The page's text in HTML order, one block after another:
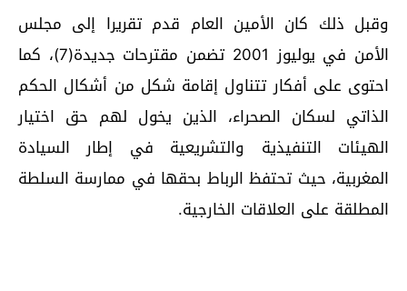
وقبل ذلك كان الأمين العام قدم تقريرا إلى مجلس
الأمن في يوليوز 2001 تضمن مقترحات جديدة(7)، كما
احتوى على أفكار تتناول إقامة شكل من أشكال الحكم
الذاتي لسكان الصحراء، الذين يخول لهم حق اختيار
الهيئات التنفيذية والتشريعية في إطار السيادة
المغربية، حيث تحتفظ الرباط بحقها في ممارسة السلطة
المطلقة على العلاقات الخارجية.